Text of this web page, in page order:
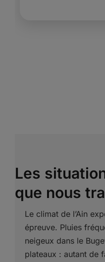
Les
que nous
Le climat de l’Ain
épreuve. Pluies
neigeux dans le
plateaux : autant de